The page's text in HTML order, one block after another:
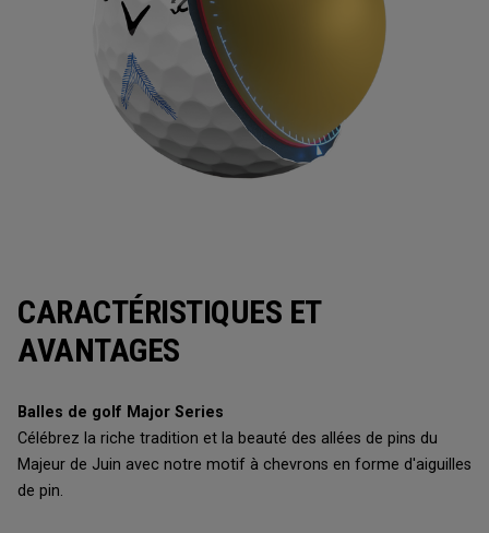
CARACTÉRISTIQUES ET
AVANTAGES
Balles de golf Major Series
Célébrez la riche tradition et la beauté des allées de pins du
Majeur de Juin avec notre motif à chevrons en forme d'aiguilles
de pin.